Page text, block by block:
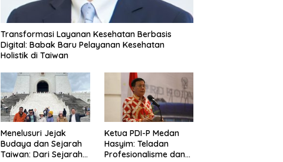
Transformasi Layanan Kesehatan Berbasis
Digital: Babak Baru Pelayanan Kesehatan
Holistik di Taiwan
Menelusuri Jejak
Budaya dan Sejarah
Taiwan: Dari Sejarah
Ketua PDI-P Medan
Hasyim: Teladan
Profesionalisme dan